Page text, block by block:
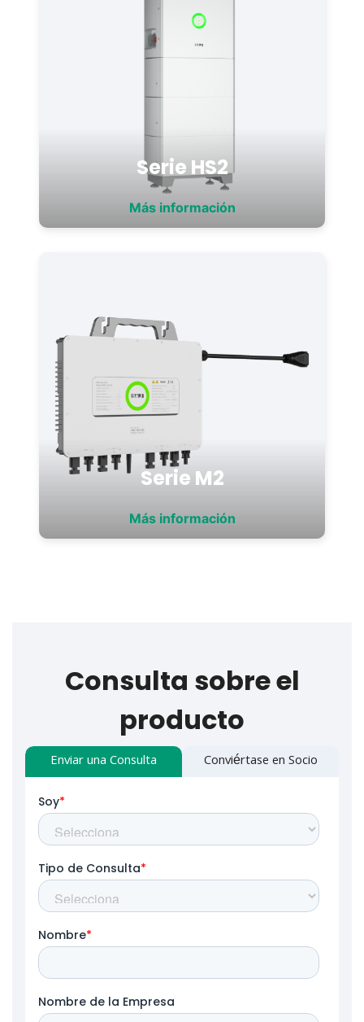
Serie HS2
Más información
Serie M2
Más información
Consulta sobre el
producto
Enviar una Consulta Conviértase en Socio